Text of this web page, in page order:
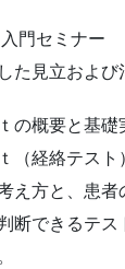
門セミナー
た見立および
の概要と基礎
（経絡テスト
え方と、患
断できるテ